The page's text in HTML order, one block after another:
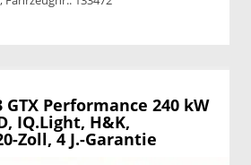
drucken
GTX Performance 240 kW
IQ.Light, H&K,
Zoll, 4 J.-Garantie